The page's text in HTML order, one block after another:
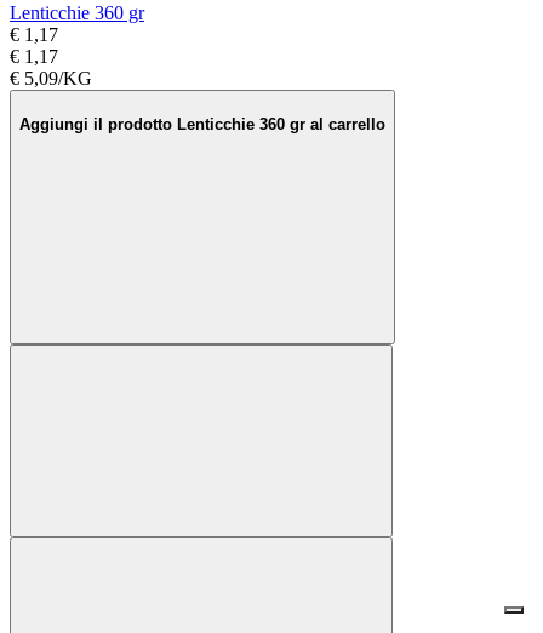
Lenticchie 360 gr
€ 1,17
€ 1,17
€ 5,09/KG
Aggiungi il prodotto Lenticchie 360 gr al carrello